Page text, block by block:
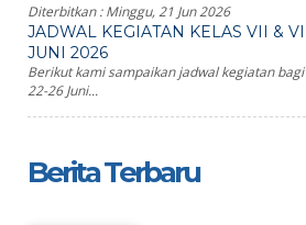
Diterbitkan :Minggu, 21 Jun 2026
JADWAL KEGIATAN KELAS VII &
JUNI 2026
Berikut kami sampaikan jadwal kegiatan bagi
22-26 Juni...
Berita Terbaru